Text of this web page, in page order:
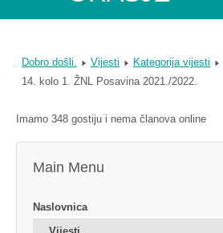
Dobro došli. Vijesti Kategorija vijesti
14. kolo 1. ŽNL Posavina 2021./2022.
Imamo 348 gostiju i nema članova online
Main Menu
Naslovnica